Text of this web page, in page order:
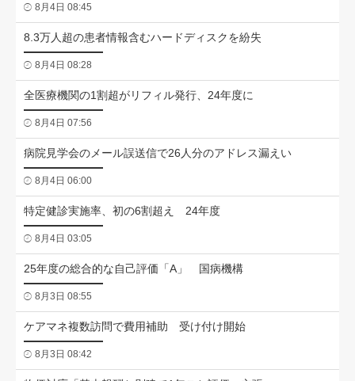
8月4日 08:45
8.3万人超の患者情報含むハードディスクを紛失
8月4日 08:28
全医療機関の1割超がリフィル発行、24年度に
8月4日 07:56
病院見学会のメール誤送信で26人分のアドレス漏えい
8月4日 06:00
特定健診実施率、初の6割超え 24年度
8月4日 03:05
25年度の総合的な自己評価「A」 国病機構
8月3日 08:55
ケアマネ複数訪問で費用補助 受け付け開始
8月3日 08:42